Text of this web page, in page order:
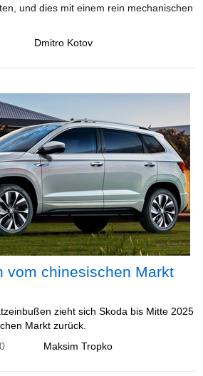
und dies mit einem rein mechanischen
Dmitro Kotov
vom chinesischen Markt
zieht sich Skoda bis Mitte 2025
Markt zurück.
Maksim Tropko